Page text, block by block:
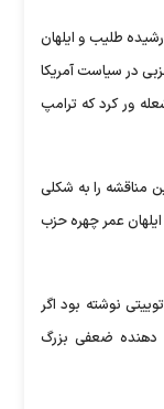
طلیب و ایلهان
در سیاست آمریکا
ور کرد که ترامپ
مناقشه را به شکلی
عمر چهره حزب
نوشته بود اگر
دهنده ضعفی بزرگ